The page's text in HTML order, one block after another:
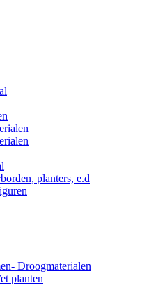
planters, e.d
Droogmaterialen
planten